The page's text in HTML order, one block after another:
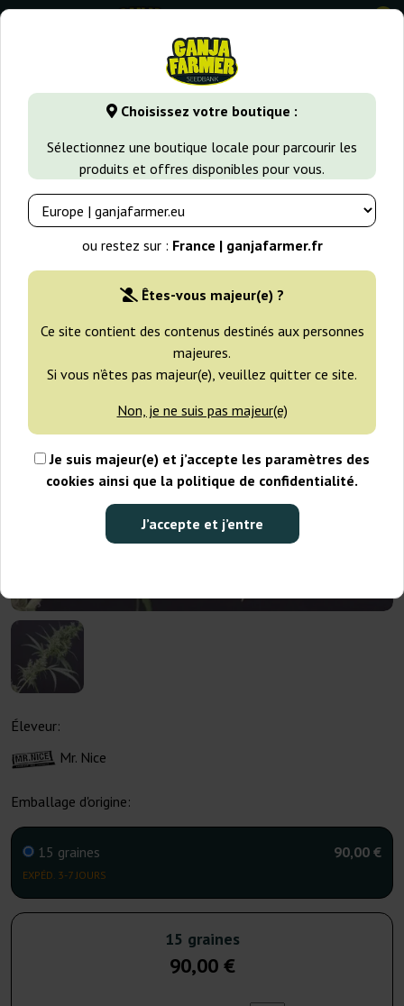
Choisissez votre boutique :
Sélectionnez une boutique locale pour parcourir les
produits et offres disponibles pour vous.
ou restez sur : France | ganjafarmer.fr
Êtes-vous majeur(e) ?
Ce site contient des contenus destinés aux personnes
majeures.
Si vous n’êtes pas majeur(e), veuillez quitter ce site.
Non, je ne suis pas majeur(e)
Je suis majeur(e) et j’accepte les paramètres des
cookies ainsi que la politique de confidentialité.
J’accepte et j’entre
0
GanjaFarmer.fr Variétés de Cannabis Haze Neville's
Nice
Éleveur:
Mr. Nice
Emballage d'origine:
15 graines
EXPÉD. 3-7 JOURS
90,00 €
15 graines
90,00 €